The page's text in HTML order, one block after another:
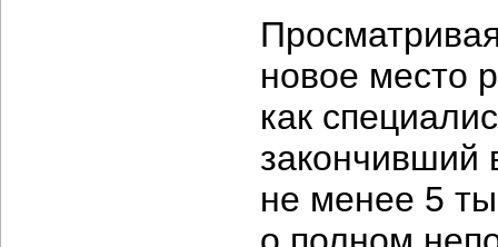
новое место
как
закончивший
не менее 5